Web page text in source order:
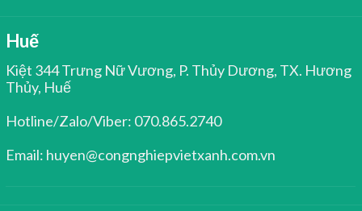
Huế
Kiệt 344 Trưng Nữ Vương, P. Thủy Dương, TX. Hương
Thủy, Huế
Hotline/Zalo/Viber: 070.865.2740
Email: huyen@congnghiepvietxanh.com.vn